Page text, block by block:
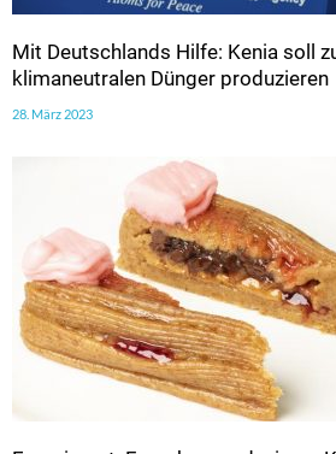
Mit Deutschlands Hilfe: Kenia soll
klimaneutralen Dünger produzieren
28. März 2023